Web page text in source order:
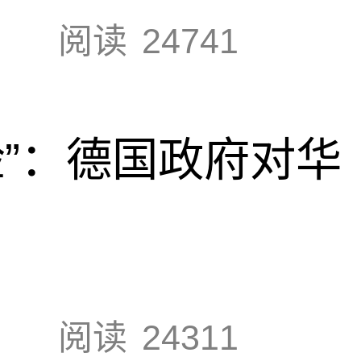
阅读 24741
：德国政府对华
阅读 24311